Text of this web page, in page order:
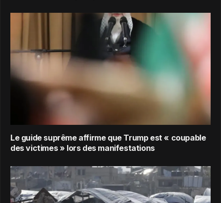
Le guide suprême affirme que Trump est « coupable
des victimes » lors des manifestations